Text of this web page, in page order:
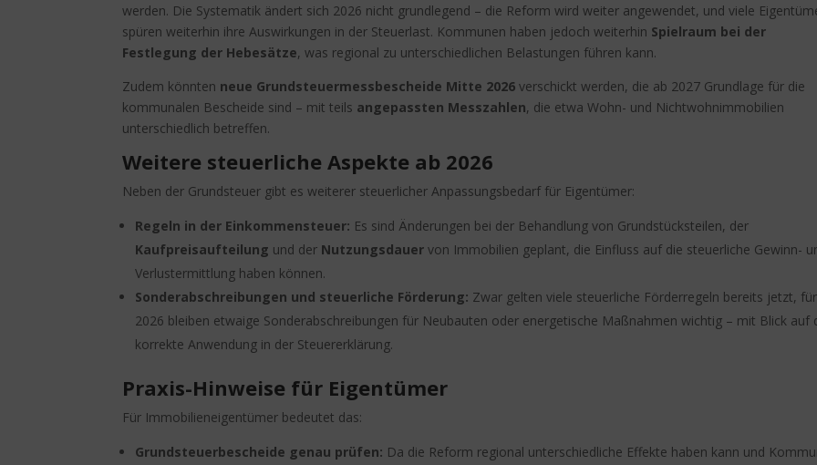
werden. Die Systematik ändert sich 2026 nicht grundlegend – die Reform wird weiter angewendet, und viele
spüren weiterhin ihre Auswirkungen in der Steuerlast. Kommunen haben jedoch weiterhin Spielraum bei der
Festlegung der Hebesätze, was regional zu unterschiedlichen Belastungen führen kann.
Zudem könnten neue Grundsteuermessbescheide Mitte 2026 verschickt werden, die ab 2027 Grundlage für die
kommunalen Bescheide sind – mit teils angepassten Messzahlen, die etwa Wohn- und Nichtwohnimmobilien
unterschiedlich betreffen.
Weitere steuerliche Aspekte ab 2026
Neben der Grundsteuer gibt es weiterer steuerlicher Anpassungsbedarf für Eigentümer:
Regeln in der Einkommensteuer: Es sind Änderungen bei der Behandlung von Grundstücksteilen, der
Kaufpreisaufteilung und der Nutzungsdauer von Immobilien geplant, die Einfluss auf die steuerliche Gewinn-
Verlustermittlung haben können.
Sonderabschreibungen und steuerliche Förderung: Zwar gelten viele steuerliche Förderregeln bereits jetzt, für
2026 bleiben etwaige Sonderabschreibungen für Neubauten oder energetische Maßnahmen wichtig – mit Blick auf
korrekte Anwendung in der Steuererklärung.
Praxis-Hinweise für Eigentümer
Für Immobilieneigentümer bedeutet das:
Grundsteuerbescheide genau prüfen: Da die Reform regional unterschiedliche Effekte haben kann und